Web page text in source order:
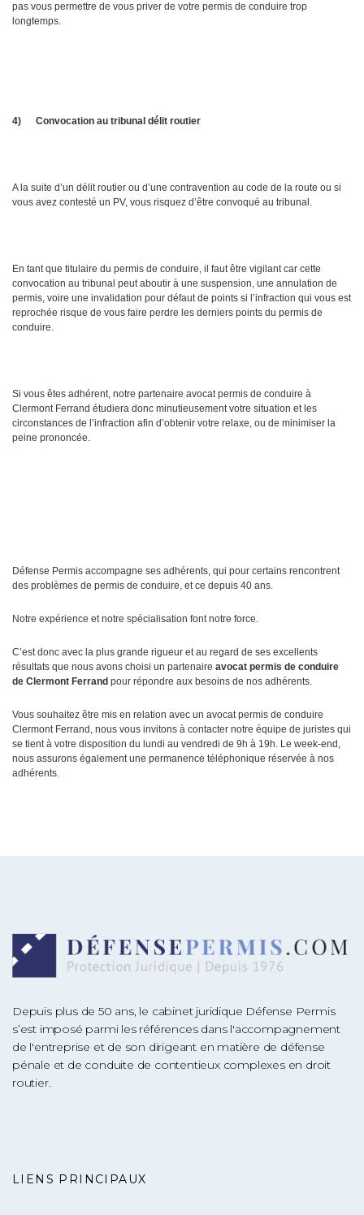
pas vous permettre de vous priver de votre permis de conduire trop
longtemps.
4) Convocation au tribunal délit routier
A la suite d’un délit routier ou d’une contravention au code de la route ou si
vous avez contesté un PV, vous risquez d’être convoqué au tribunal.
En tant que titulaire du permis de conduire, il faut être vigilant car cette
convocation au tribunal peut aboutir à une suspension, une annulation de
permis, voire une invalidation pour défaut de points si l’infraction qui vous est
reprochée risque de vous faire perdre les derniers points du permis de
conduire.
Si vous êtes adhérent, notre partenaire avocat permis de conduire à
Clermont Ferrand étudiera donc minutieusement votre situation et les
circonstances de l’infraction afin d’obtenir votre relaxe, ou de minimiser la
peine prononcée.
Défense Permis accompagne ses adhérents, qui pour certains rencontrent
des problèmes de permis de conduire, et ce depuis 40 ans.
Notre expérience et notre spécialisation font notre force.
C’est donc avec la plus grande rigueur et au regard de ses excellents
résultats que nous avons choisi un partenaire avocat permis de conduire
de Clermont Ferrand pour répondre aux besoins de nos adhérents.
Vous souhaitez être mis en relation avec un avocat permis de conduire
Clermont Ferrand, nous vous invitons à contacter notre équipe de juristes qui
se tient à votre disposition du lundi au vendredi de 9h à 19h. Le week-end,
nous assurons également une permanence téléphonique réservée à nos
adhérents.
Depuis plus de 50 ans, le cabinet juridique Défense Permis
s’est imposé parmi les références dans l'accompagnement
de l'entreprise et de son dirigeant en matière de défense
pénale et de conduite de contentieux complexes en droit
routier.
LIENS PRINCIPAUX